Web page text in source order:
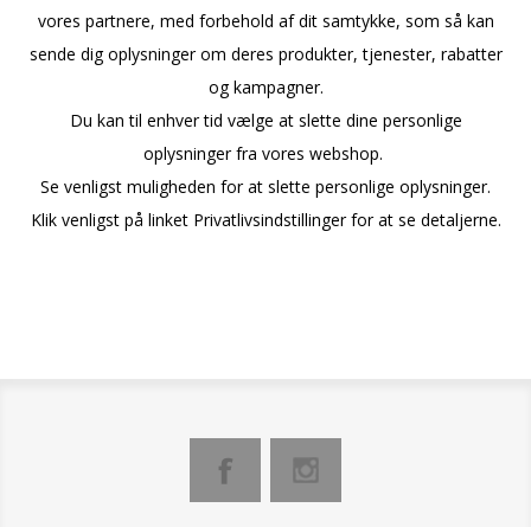
vores partnere, med forbehold af dit samtykke, som så kan
sende dig oplysninger om deres produkter, tjenester, rabatter
og kampagner.
Du kan til enhver tid vælge at slette dine personlige
oplysninger fra vores webshop.
Se venligst muligheden for at slette personlige oplysninger.
Klik venligst på linket Privatlivsindstillinger for at se detaljerne.